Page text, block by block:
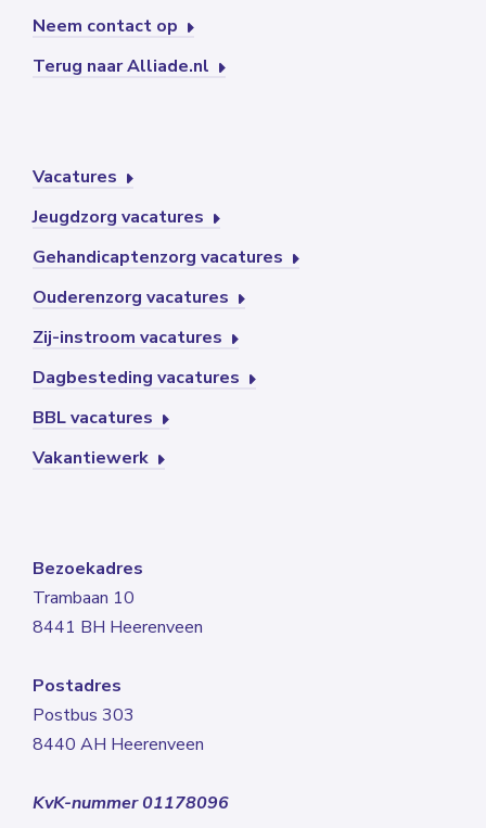
Neem contact op
Terug naar Alliade.nl
Vacatures
Jeugdzorg vacatures
Gehandicaptenzorg vacatures
Ouderenzorg vacatures
Zij-instroom vacatures
Dagbesteding vacatures
BBL vacatures
Vakantiewerk
Bezoekadres
Trambaan 10
8441 BH Heerenveen
Postadres
Postbus 303
8440 AH Heerenveen
KvK-nummer 01178096